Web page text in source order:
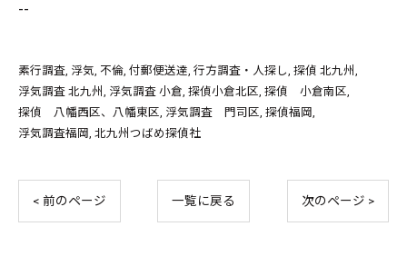
--
素行調査 浮気 不倫 付郵便送達 行方調査・人探し 探偵 北九州
浮気調査 北九州
浮気調査 小倉 探偵小倉北区 探偵 小倉南区
探偵 八幡西区、八幡東区 浮気調査 門司区 探偵福岡
浮気調査福岡 北九州つばめ探偵社
< 前のページ 一覧に戻る 次のページ >